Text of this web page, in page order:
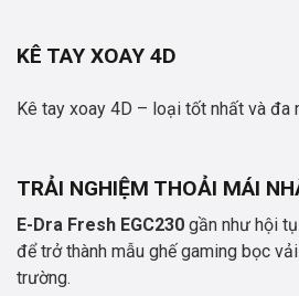
KÊ TAY XOAY 4D
Kê tay xoay 4D – loại tốt nhất và đa
TRẢI NGHIỆM THOẢI MÁI
E-Dra Fresh EGC230 gần như hội
để trở thành mẫu ghế gaming bọc
trường.